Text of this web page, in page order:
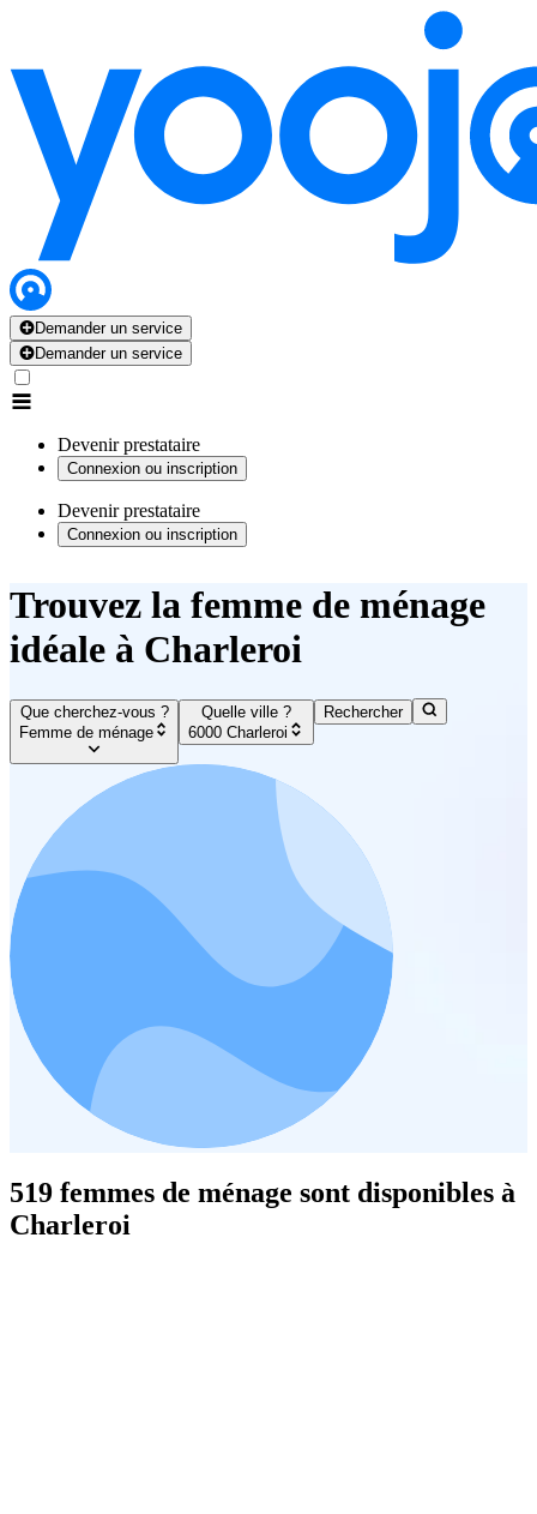
Demander un service
Demander un service
Devenir prestataire
Connexion ou inscription
Devenir prestataire
Connexion ou inscription
Trouvez la femme de ménage
idéale à Charleroi
Que cherchez-vous ?
Femme de ménage
Quelle ville ?
6000 Charleroi
Rechercher
519 femmes de ménage sont disponibles à
Charleroi